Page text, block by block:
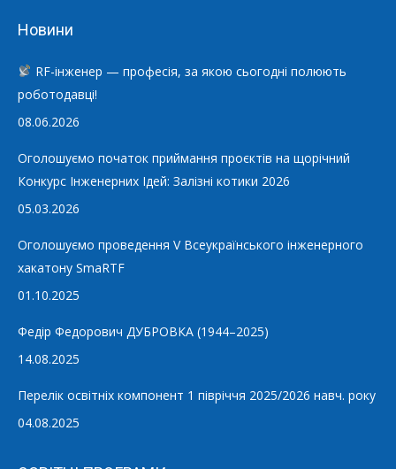
Новини
RF-інженер — професія, за якою сьогодні полюють
роботодавці!
08.06.2026
Оголошуємо початок приймання проєктів на щорічний
Конкурс Інженерних Ідей: Залізні котики 2026
05.03.2026
Оголошуємо проведення V Всеукраїнського інженерного
хакатону SmaRTF
01.10.2025
Федір Федорович ДУБРОВКА (1944–2025)
14.08.2025
Перелік освітніх компонент 1 півріччя 2025/2026 навч. року
04.08.2025